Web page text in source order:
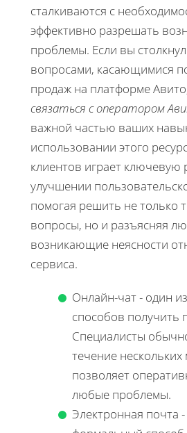
сталкиваются с
эффективно разрешать
проблемы. Если вы
вопросами, касающимися
продаж на платформе
связаться с оператором
важной частью ваших
использовании этого
клиентов играет ключевую
улучшении
помогая решить не только
вопросы, но и разъясняя
возникающие неясности
сервиса.
Онлайн-чат - один
способов получить
Специалисты
течение нескольких
позволяет
любые проблемы.
Электронная почта